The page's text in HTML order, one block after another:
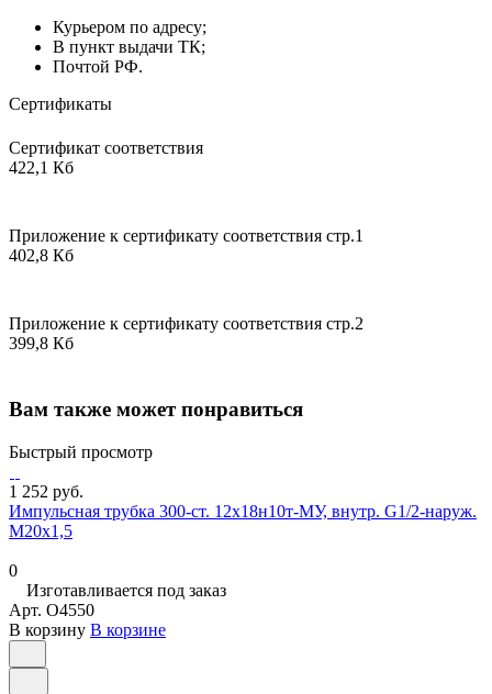
Курьером по адресу;
В пункт выдачи ТК;
Почтой РФ.
Сертификаты
Сертификат соответствия
422,1 Кб
Приложение к сертификату соответствия стр.1
402,8 Кб
Приложение к сертификату соответствия стр.2
399,8 Кб
Вам также может понравиться
Быстрый просмотр
1 252 руб.
Импульсная трубка 300-ст. 12х18н10т-МУ, внутр. G1/2-наруж.
М20х1,5
0
Изготавливается под заказ
Арт. O4550
В корзину В корзине